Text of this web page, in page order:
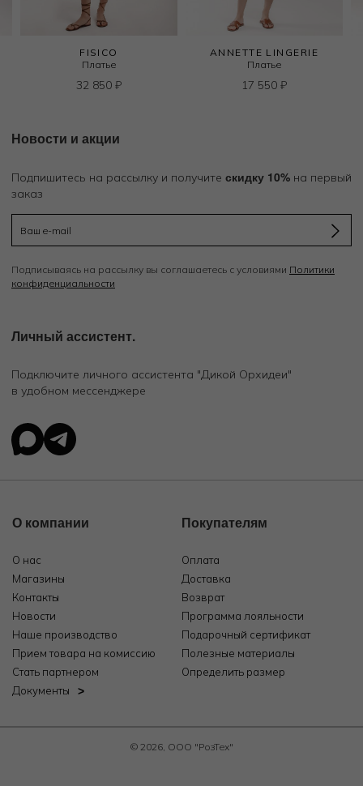
FISICO
Платье
32 850 ₽
ANNETTE LINGERIE
Платье
17 550 ₽
Новости и акции
Подпишитесь на рассылку и получите скидку 10% на первый
заказ
Подписываясь на рассылку вы соглашаетесь с условиями Политики
конфиденциальности
Личный ассистент.
Подключите личного ассистента "Дикой Орхидеи"
в удобном мессенджере
О компании
О нас
Магазины
Контакты
Новости
Наше производство
Прием товара на комиссию
Стать партнером
Документы
Покупателям
Оплата
Доставка
Возврат
Программа лояльности
Подарочный сертификат
Полезные материалы
Определить размер
© 2026, ООО "РозТех"